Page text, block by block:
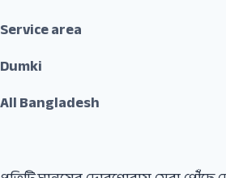
Service area
Dumki
All Bangladesh